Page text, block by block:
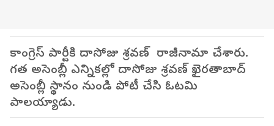
కాంగ్రెస్ పార్టీకి దాసోజు శ్రవణ్ రాజీనామా చేశారు.
గత అసెంబ్లీ ఎన్నికల్లో దాసోజు శ్రవణ్ ఖైరతాబాద్
అసెంబ్లీ స్థానం నుండి పోటీ చేసి ఓటమి
పాలయ్యాడు.